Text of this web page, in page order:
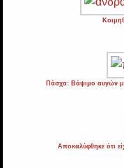
Πάσχα: Βάψιμο αυγών
Αποκαλύφθηκε ότι